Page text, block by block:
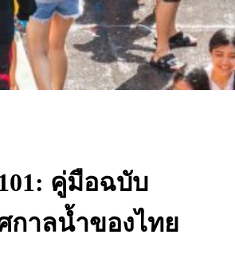
คู่มือฉบับ
กาลน้ำของไทย